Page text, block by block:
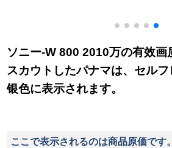
ソニー-W 800 2010万の有效画
スカウトしたパナマは、セル
银色に表示されます。
ここで表示されるのは商品原価です